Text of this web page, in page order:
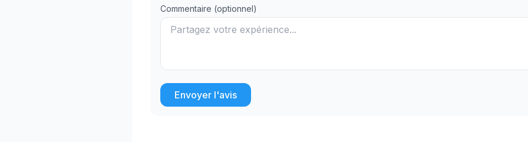
Commentaire (optionnel)
Envoyer l'avis